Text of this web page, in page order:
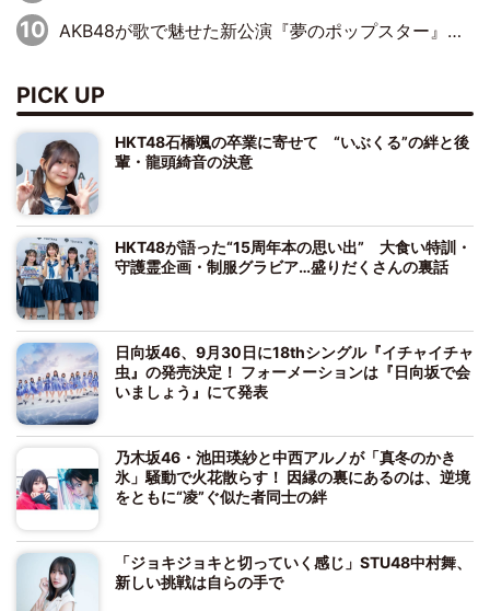
AKB48が歌で魅せた新公演『夢のポップスター』 初日から全身全霊のステージ
PICK UP
HKT48石橋颯の卒業に寄せて “いぶくる”の絆と後
輩・龍頭綺音の決意
HKT48が語った“15周年本の思い出” 大食い特訓・
守護霊企画・制服グラビア…盛りだくさんの裏話
日向坂46、9月30日に18thシングル『イチャイチャ
虫』の発売決定！ フォーメーションは『日向坂で会
いましょう』にて発表
乃木坂46・池田瑛紗と中西アルノが「真冬のかき
氷」騒動で火花散らす！ 因縁の裏にあるのは、逆境
をともに“凌”ぐ似た者同士の絆
「ジョキジョキと切っていく感じ」STU48中村舞、
新しい挑戦は自らの手で